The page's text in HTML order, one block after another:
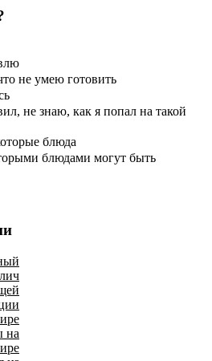
не умею готовить
не знаю, как я попал на такой
блюда
блюдами могут быть
на